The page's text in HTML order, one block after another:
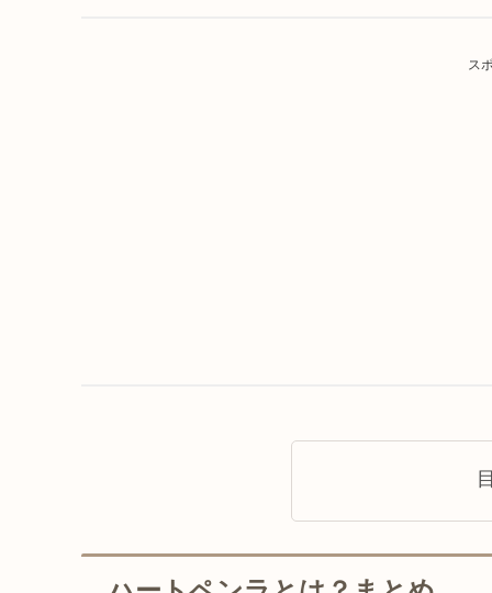
ス